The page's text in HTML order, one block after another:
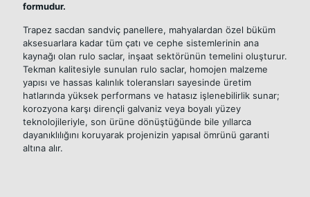
formudur.
Trapez sacdan sandviç panellere, mahyalardan özel büküm
aksesuarlara kadar tüm çatı ve cephe sistemlerinin ana
kaynağı olan rulo saclar, inşaat sektörünün temelini oluşturur.
Tekman kalitesiyle sunulan rulo saclar, homojen malzeme
yapısı ve hassas kalınlık toleransları sayesinde üretim
hatlarında yüksek performans ve hatasız işlenebilirlik sunar;
korozyona karşı dirençli galvaniz veya boyalı yüzey
teknolojileriyle, son ürüne dönüştüğünde bile yıllarca
dayanıklılığını koruyarak projenizin yapısal ömrünü garanti
altına alır.